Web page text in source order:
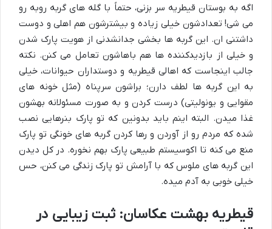
اگه به بوستان قیطریه سر بزنی، حتماً با گله های گربه روبه رو
می شی! تعدادشون خیلی زیاده و بیشترشون هم اهلی و دوست
داشتنی ان. این گربه ها بخشی جدانشدنی از هویت پارک شدن
و خیلی از بازدیدکننده ها هم باهاشون تعامل می کنن. نکته
جالب اینجاست که اهالی قیطریه و دوستداران حیوانات، خیلی
به این گربه ها لطف دارن؛ براشون سرپناه (مثل خونه های
مقوایی و یونولیتی) درست کردن و به صورت مسئولانه بهشون
غذا میدن. البته اینم باید بدونین که تو پارک بنرهایی نصب
شده که مردم رو از آوردن و رها کردن گربه های خونگی تو پارک
منع می کنه تا اکوسیستم طبیعی پارک بهم نخوره. در کل دیدن
این گربه های ملوس که با آرامش تو پارک زندگی می کنن، حس
خیلی خوبی به آدم میده.
قیطریه بهشت عکاسان: ثبت زیبایی در